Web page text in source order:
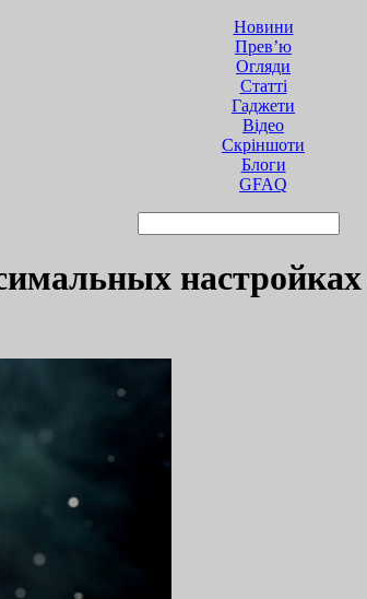
Новини
Прев’ю
Огляди
Статті
Гаджети
Відео
Cкріншоти
Блоги
GFAQ
настройках